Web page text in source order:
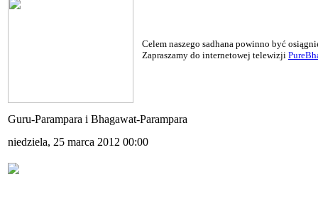
Celem naszego sadhana powinno być
Zapraszamy do internetowej telewizji
Guru-Parampara i Bhagawat-Parampara
niedziela, 25 marca 2012 00:00